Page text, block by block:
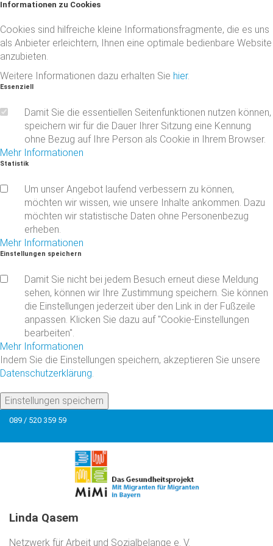
Informationen zu Cookies
Cookies sind hilfreiche kleine Informationsfragmente, die es uns
als Anbieter erleichtern, Ihnen eine optimale bedienbare Website
anzubieten.
Weitere Informationen dazu erhalten Sie hier.
Essenziell
Damit Sie die essentiellen Seitenfunktionen nutzen können,
speichern wir für die Dauer Ihrer Sitzung eine Kennung
ohne Bezug auf Ihre Person als Cookie in Ihrem Browser.
Mehr Informationen
Statistik
Um unser Angebot laufend verbessern zu können,
möchten wir wissen, wie unsere Inhalte ankommen. Dazu
möchten wir statistische Daten ohne Personenbezug
erheben.
Mehr Informationen
Einstellungen speichern
Damit Sie nicht bei jedem Besuch erneut diese Meldung
sehen, können wir Ihre Zustimmung speichern. Sie können
die Einstellungen jederzeit über den Link in der Fußzeile
anpassen. Klicken Sie dazu auf "Cookie-Einstellungen
bearbeiten".
Mehr Informationen
Indem Sie die Einstellungen speichern, akzeptieren Sie unsere
Datenschutzerklärung.
Einstellungen speichern
089 / 520 359 59
Linda Qasem
Netzwerk für Arbeit und Sozialbelange e. V.